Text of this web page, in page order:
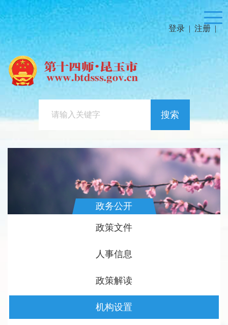
登录 | 注册 |
搜索
政务公开
政策文件
人事信息
政策解读
机构设置